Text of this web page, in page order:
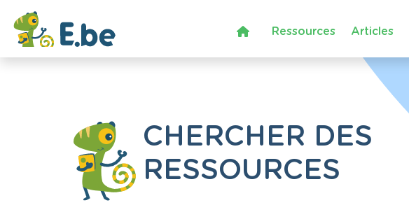
Ressources Articles
CHERCHER DES
RESSOURCES